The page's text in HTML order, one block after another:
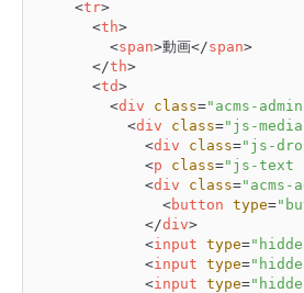
<tr>
<th>
<span>動画</span>
</th>
<td>
<div class="acms-
<div class="js-
<div class="js-
<p class="js-text
<div class="acms-
<button type=
</div>
<input type=
<input type=
<input type=